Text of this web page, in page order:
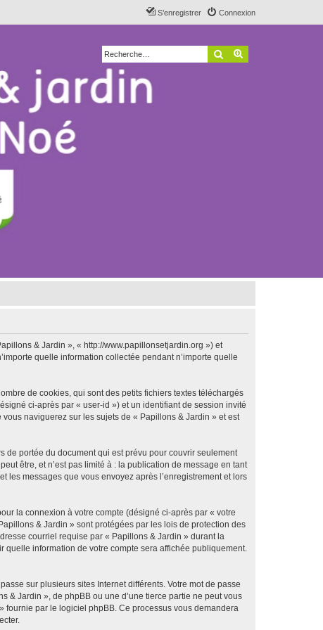
Connexion
S’enregistrer
Rechercher
& Jardin », « http://www.papillonsetjardin.org ») et
quelle information collectée pendant n’importe quelle
de cookies, qui sont des petits fichiers textes téléchargés
ci-après par « user-id ») et un identifiant de session invité
naviguerez sur les sujets de « Papillons & Jardin » et est
de portée du document qui est prévu pour couvrir seulement
être, et n’est pas limité à : la publication de message en tant
les messages que vous envoyez après l’enregistrement et lors
la connexion à votre compte (désigné ci-après par « votre
& Jardin » sont protégées par les lois de protection des
courriel requise par « Papillons & Jardin » durant la
quelle information de votre compte sera affichée publiquement.
sur plusieurs sites Internet différents. Votre mot de passe
& Jardin », de phpBB ou une d’une tierce partie ne peut vous
fournie par le logiciel phpBB. Ce processus vous demandera